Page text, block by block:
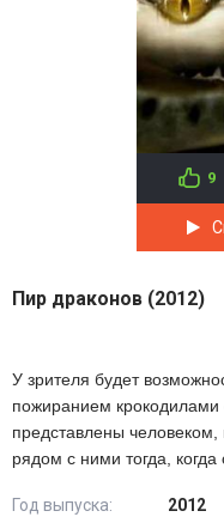
9
Пир драконов (2012)
У зрителя будет
пожиранием
представлены человеком,
рядом с ними тогда, когда
Год выпуска:
2012